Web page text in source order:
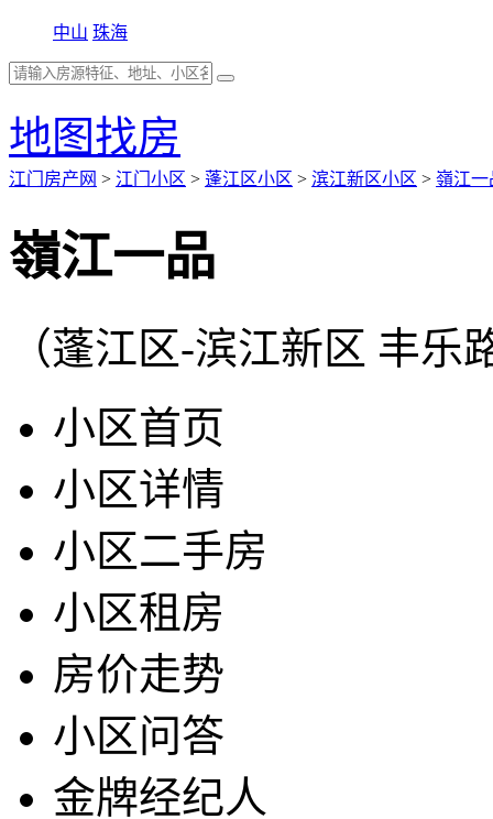
中山 珠海
地图找房
江门房产网 > 江门小区 > 蓬江区小区 > 滨江新区小区 > 嶺江一
嶺江一品
（蓬江区-滨江新区 丰
小区首页
小区详情
小区二手房
小区租房
房价走势
小区问答
金牌经纪人